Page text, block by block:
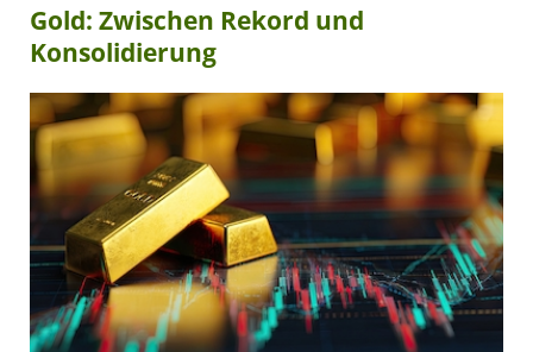
Gold: Zwischen Rekord und
Konsolidierung